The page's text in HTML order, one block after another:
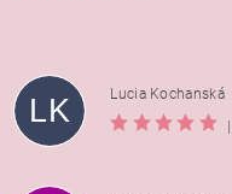
LK
Lucia Kochanská
|